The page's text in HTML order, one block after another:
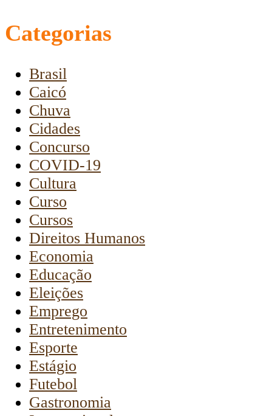
Categorias
Brasil
Caicó
Chuva
Cidades
Concurso
COVID-19
Cultura
Curso
Cursos
Direitos Humanos
Economia
Educação
Eleições
Emprego
Entretenimento
Esporte
Estágio
Futebol
Gastronomia